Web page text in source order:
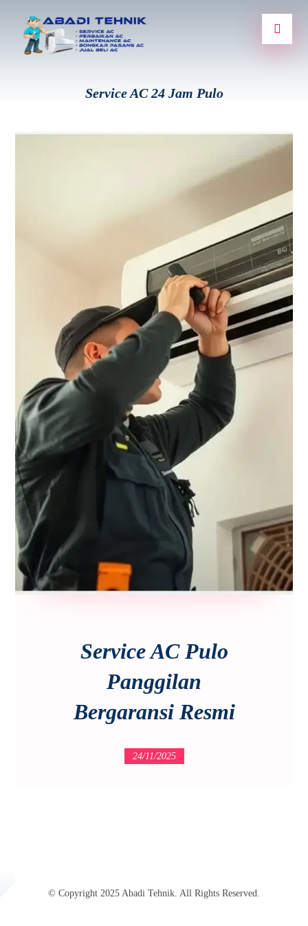
Service AC 24 Jam Pulo
Service AC Pulo
Panggilan
Bergaransi Resmi
24/11/2025
© Copyright 2025 Abadi Tehnik. All Rights Reserved.